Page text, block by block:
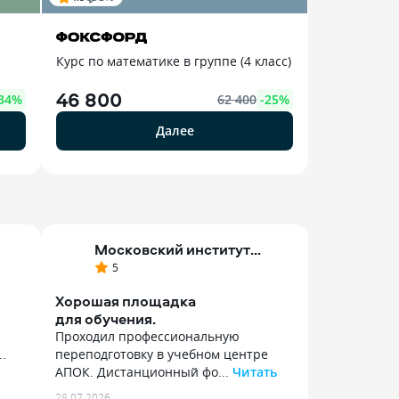
%
Курс по математике в группе (4 класс)
46 800 62 400 -25%
Далее
Московский институт
психологии
5
Хорошая площадка
для обучения.
Проходил профессиональную
переподготовку в учебном центре
АПОК. Дистанционный фо... Читать
Проходил профессиональную